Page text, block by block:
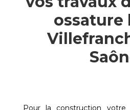
ossature
Pour la construction votre